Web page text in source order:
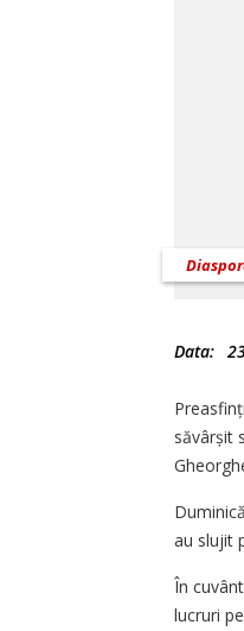
Data:
săvârșit
au slujit
În
lucruri